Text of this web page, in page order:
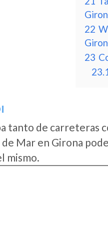
22
23
tanto de carreteras
Mar en Girona
mismo.